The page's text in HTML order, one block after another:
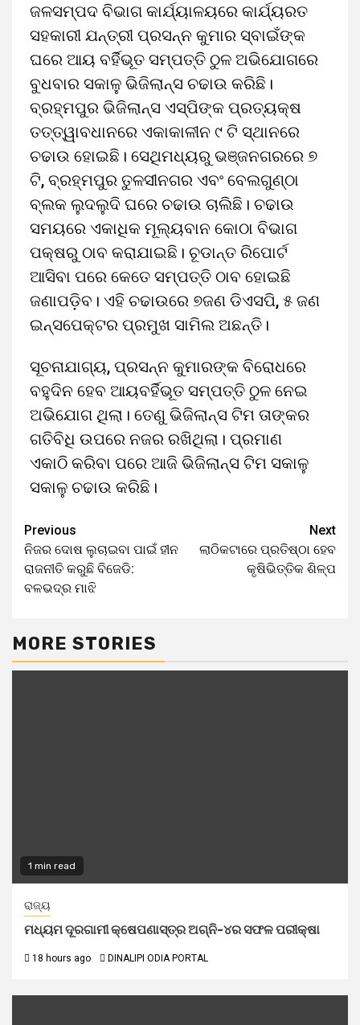
ଜଳସମ୍ପଦ ବିଭାଗ କାର୍ଯ୍ୟାଳୟରେ କାର୍ଯ୍ୟରତ
ସହକାରୀ ଯନ୍ତ୍ରୀ ପ୍ରସନ୍ନ କୁମାର ସ୍ବାଇଁଙ୍କ
ଘରେ ଆୟ ବର୍ହିଭୂତ ସମ୍ପତ୍ତି ଠୁଳ ଅଭିଯୋଗରେ
ବୁଧବାର ସକାଳୁ ଭିଜିଲାନ୍ସ ଚଢାଉ କରିଛି।
ବ୍ରହ୍ମପୁର ଭିଜିଲାନ୍ସ ଏସ୍‌ପିଙ୍କ ପ୍ରତ୍ୟକ୍ଷ
ତତ୍ତ୍ୱାବଧାନରେ ଏକାକାଳୀନ ୯ ଟି ସ୍ଥାନରେ
ଚଢାଉ ହୋଇଛି। ସେଥିମଧ୍ୟରୁ ଭଞ୍ଜନଗରରେ ୭
ଟି, ବ୍ରହ୍ମପୁର ତୁଳସୀନଗର ଏବଂ ବେଲଗୁଣ୍ଠା
ବ୍ଲକ ଲୁଦଲୁଦି ଘରେ ଚଢାଉ ଚାଲିଛି। ଚଢାଉ
ସମୟରେ ଏକାଧିକ ମୂଲ୍ୟବାନ କୋଠା ବିଭାଗ
ପକ୍ଷରୁ ଠାବ କରାଯାଇଛି। ଚୂଡାନ୍ତ ରିପୋର୍ଟ
ଆସିବା ପରେ କେତେ ସମ୍ପତ୍ତି ଠାବ ହୋଇଛି
ଜଣାପଡ଼ିବ। ଏହି ଚଢାଉରେ ୭ଜଣ ଡିଏସପି, ୫ ଜଣ
ଇନ୍ସପେକ୍ଟର ପ୍ରମୁଖ ସାମିଲ ଅଛନ୍ତି।
ସୂଚନାଯାଗ୍ୟ, ପ୍ରସନ୍ନ କୁମାରଙ୍କ ବିରୋଧରେ
ବହୁଦିନ ହେବ ଆୟବର୍ହିଭୂତ ସମ୍ପତ୍ତି ଠୁଳ ନେଇ
ଅଭିଯୋଗ ଥିଲା। ତେଣୁ ଭିଜିଲାନ୍ସ ଟିମ ତାଙ୍କର
ଗତିବିଧି ଉପରେ ନଜର ରଖିଥିଲା। ପ୍ରମାଣ
ଏକାଠି କରିବା ପରେ ଆଜି ଭିଜିଲାନ୍ସ ଟିମ ସକାଳୁ
ସକାଳୁ ଚଢାଉ କରିଛି।
Previous
ନିଜର ଦୋଷ ଲୁଚାଇବା ପାଇଁ ହୀନ
ରାଜନୀତି କରୁଛି ବିଜେଡି:
ବଳଭଦ୍ର ମାଝି
Next
ଲାଠିକଟାରେ ପ୍ରତିଷ୍ଠା ହେବ
କୃଷିଭିତ୍ତିକ ଶିଳ୍ପ
MORE STORIES
1 min read
ରାଜ୍ୟ
ମଧ୍ୟମ ଦୂରଗାମୀ କ୍ଷେପଣାସ୍ତ୍ର ଅଗ୍ନି-୪ର ସଫଳ ପରୀକ୍ଷା
18 hours ago DINALIPI ODIA PORTAL